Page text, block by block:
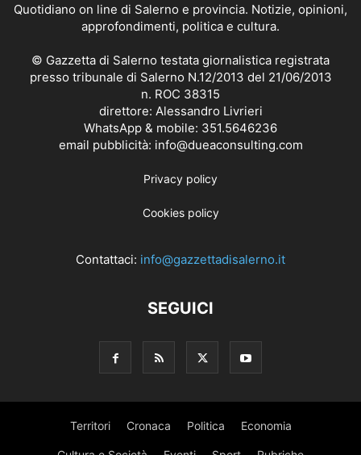
Quotidiano on line di Salerno e provincia. Notizie, opinioni,
approfondimenti, politica e cultura.
© Gazzetta di Salerno testata giornalistica registrata
presso tribunale di Salerno N.12/2013 del 21/06/2013
n. ROC 38315
direttore: Alessandro Livrieri
WhatsApp & mobile: 351.5646236
email pubblicità: info@dueaconsulting.com
Privacy policy
Cookies policy
Contattaci: info@gazzettadisalerno.it
SEGUICI
Territori Cronaca Politica Economia